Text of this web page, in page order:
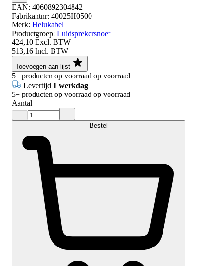
EAN: 4060892304842
Fabrikantnr: 40025H0500
Merk: Helukabel
Productgroep: Luidsprekersnoer
424,10 Excl. BTW
513,16 Incl. BTW
Toevoegen aan lijst
5+ producten op voorraad op voorraad
Levertijd 1 werkdag
5+ producten op voorraad op voorraad
Aantal
Bestel